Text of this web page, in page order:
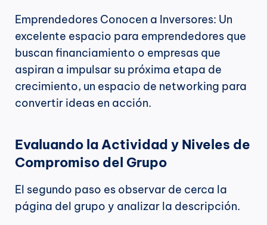
Emprendedores Conocen a Inversores: Un
excelente espacio para emprendedores que
buscan financiamiento o empresas que
aspiran a impulsar su próxima etapa de
crecimiento, un espacio de networking para
convertir ideas en acción.
Evaluando la Actividad y Niveles de
Compromiso del Grupo
El segundo paso es observar de cerca la
página del grupo y analizar la descripción.